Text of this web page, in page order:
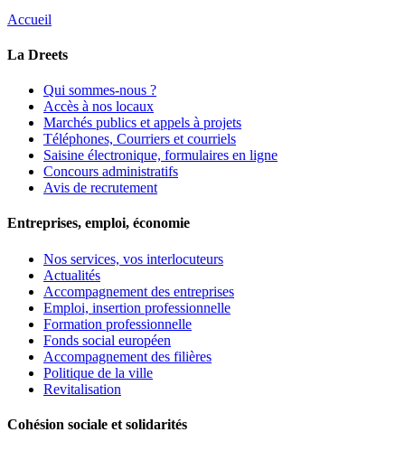
Accueil
La Dreets
Qui sommes-nous ?
Accès à nos locaux
Marchés publics et appels à projets
Téléphones, Courriers et courriels
Saisine électronique, formulaires en ligne
Concours administratifs
Avis de recrutement
Entreprises, emploi, économie
Nos services, vos interlocuteurs
Actualités
Accompagnement des entreprises
Emploi, insertion professionnelle
Formation professionnelle
Fonds social européen
Accompagnement des filières
Politique de la ville
Revitalisation
Cohésion sociale et solidarités